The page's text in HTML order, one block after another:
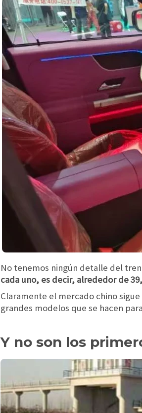
No tenemos ningún detalle del
cada uno, es decir, alrededor de
Claramente el mercado chino
grandes modelos que se hacen
Y no son los